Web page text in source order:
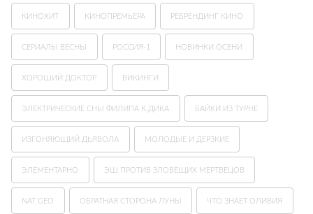
КИНОХИТ КИНОПРЕМЬЕРА РЕБРЕНДИНГ КИНО
СЕРИАЛЫ ВЕСНЫ РОССИЯ-1 НОВИНКИ ОСЕНИ
ХОРОШИЙ ДОКТОР ВИКИНГИ
ЭЛЕКТРИЧЕСКИЕ СНЫ ФИЛИПА К.ДИКА БАЙКИ ИЗ ТУРНЕ
ИЗГОНЯЮЩИЙ ДЬЯВОЛА МОЛОДЫЕ И ДЕРЗКИЕ
ЭЛЕМЕНТАРНО ЭШ ПРОТИВ ЗЛОВЕЩИХ МЕРТВЕЦОВ
NAT GEO ОБРАТНАЯ СТОРОНА ЛУНЫ ЧТО ЗНАЕТ ОЛИВИЯ